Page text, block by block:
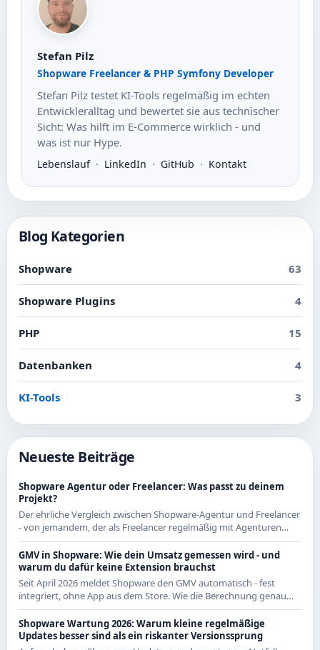
Blog Kategorien
Shopware 63
Shopware Plugins 4
PHP 15
Datenbanken 4
KI-Tools 3
Neueste Beiträge
Shopware Agentur oder Freelancer: Was passt zu deinem
Projekt?
Der ehrliche Vergleich zwischen Shopware-Agentur und Freelancer
- von jemandem, der als Freelancer regelmäßig mit Agenturen
zusammenarbeitet und beide Seiten kennt.
GMV in Shopware: Wie dein Umsatz gemessen wird - und
warum du dafür keine Extension brauchst
Seit April 2026 meldet Shopware den GMV automatisch - fest
integriert, ohne App aus dem Store. Wie die Berechnung genau
funktioniert und was das für CE-Händler bedeutet.
Shopware Wartung 2026: Warum kleine regelmäßige
Updates besser sind als ein riskanter Versionssprung
Stefan Pilz
Shopware Freelancer & PHP Symfony Developer
Stefan Pilz testet KI-Tools regelmäßig im echten
Entwickleralltag und bewertet sie aus technischer
Sicht: Was hilft im E-Commerce wirklich - und
was ist nur Hype.
Lebenslauf · LinkedIn · GitHub · Kontakt